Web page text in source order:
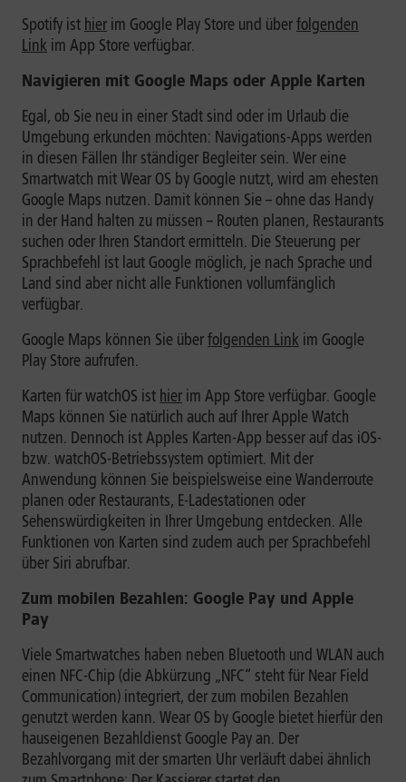
Spotify ist hier im Google Play Store und überfolgenden
Link im App Store verfügbar.
Navigieren mit Google Maps oder Apple Karten
Egal, ob Sie neu in einer Stadt sind oder im Urlaub die
Umgebung erkunden möchten: Navigations-Apps werden
in diesen Fällen Ihr ständiger Begleiter sein. Wer eine
Smartwatch mit Wear OS by Google nutzt, wird am ehesten
Google Maps nutzen. Damit können Sie – ohne das Handy
in der Hand halten zu müssen – Routen planen, Restaurants
suchen oder Ihren Standort ermitteln. Die Steuerung per
Sprachbefehl ist laut Google möglich, je nach Sprache und
Land sind aber nicht alle Funktionen vollumfänglich
verfügbar.
Google Maps können Sie überfolgenden Link im Google
Play Store aufrufen.
Karten für watchOS ist hier im App Store verfügbar. Google
Maps können Sie natürlich auch auf Ihrer Apple Watch
nutzen. Dennoch ist Apples Karten-App besser auf das iOS-
bzw. watchOS-Betriebssystem optimiert. Mit der
Anwendung können Sie beispielsweise eine Wanderroute
planen oder Restaurants, E-Ladestationen oder
Sehenswürdigkeiten in Ihrer Umgebung entdecken. Alle
Funktionen von Karten sind zudem auch per Sprachbefehl
über Siri abrufbar.
Zum mobilen Bezahlen: Google Pay und Apple
Pay
Viele Smartwatches haben neben Bluetooth und WLAN auch
einen NFC-Chip (die Abkürzung „NFC“ steht für Near Field
Communication) integriert, der zum mobilen Bezahlen
genutzt werden kann. Wear OS by Google bietet hierfür den
hauseigenen Bezahldienst Google Pay an. Der
Bezahlvorgang mit der smarten Uhr verläuft dabei ähnlich